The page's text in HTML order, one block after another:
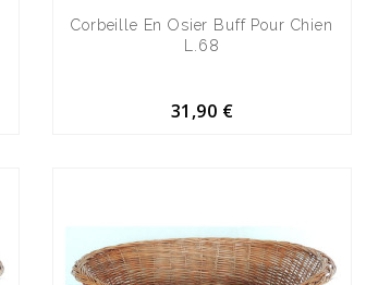
Corbeille En Osier Buff Pour Chien
L.68
31,90 €